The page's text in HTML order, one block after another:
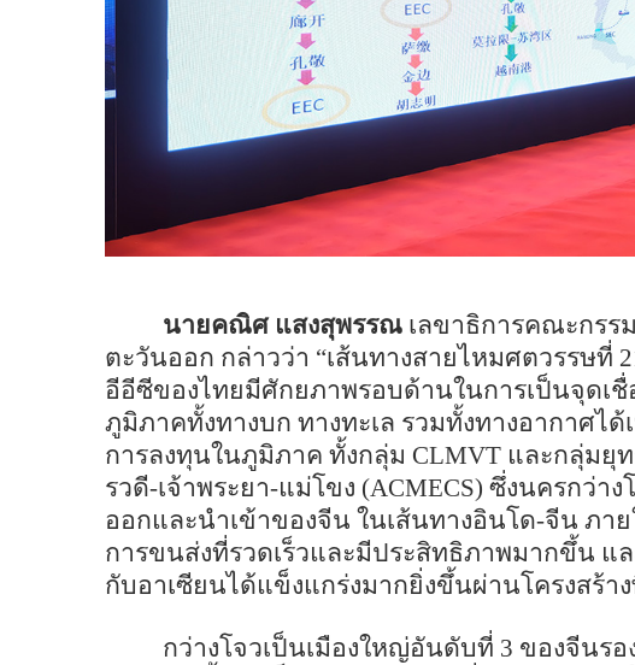
นายคณิศ แสงสุพรรณ เลขาธิการคณะกร
ตะวันออก กล่าวว่า “เส้นทางสายไหมศตวรรษที่
อีอีซีของไทยมีศักยภาพรอบด้านในการเป็นจุดเ
ภูมิภาคทั้งทางบก ทางทะเล รวมทั้งทางอากาศไ
การลงทุนในภูมิภาค ทั้งกลุ่ม CLMVT และกลุ่มยุ
รวดี-เจ้าพระยา-แม่โขง (ACMECS) ซึ่งนครกว่าง
ออกและนำเข้าของจีน ในเส้นทางอินโด-จีน ภา
การขนส่งที่รวดเร็วและมีประสิทธิภาพมากขึ้น แ
กับอาเซียนได้แข็งแกร่งมากยิ่งขึ้นผ่านโครงสร้
กว่างโจวเป็นเมืองใหญ่อันดับที่ 3 ของจีนรอ